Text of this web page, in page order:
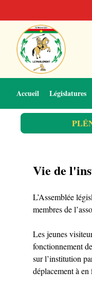
Accueil Législatures
Vie de
L’Assemblée
membres de
Les jeunes
fonctionnement
sur l’institution
déplacement à